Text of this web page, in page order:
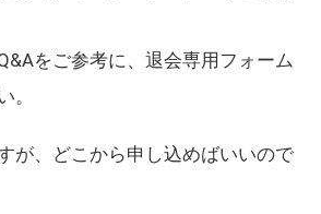
をご参考に、退会専用フォーム
。
が、どこから申し込めばいいので